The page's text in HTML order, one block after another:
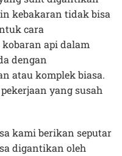
kebakaran tidak bisa
cara
api dalam
dengan
atau komplek biasa.
yang susah
kami berikan seputar
digantikan oleh